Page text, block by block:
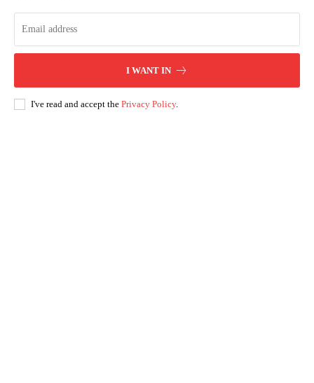
I WANT IN
I've read and accept the Privacy Policy.